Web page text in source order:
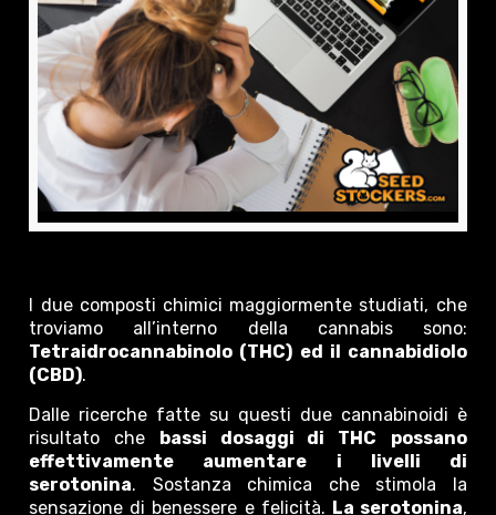
I due composti chimici maggiormente studiati, che
troviamo all’interno della cannabis sono:
Tetraidrocannabinolo (THC) ed il cannabidiolo
(CBD).
Dalle ricerche fatte su questi due cannabinoidi è
risultato che bassi dosaggi di THC
possano
effettivamente aumentare i livelli di
serotonina. Sostanza chimica che stimola la
sensazione di benessere e felicità. La serotonina,